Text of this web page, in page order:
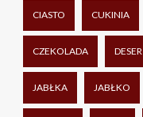
CIASTO CUKINIA
CZEKOLADA DESER
JABŁKA JABŁKO